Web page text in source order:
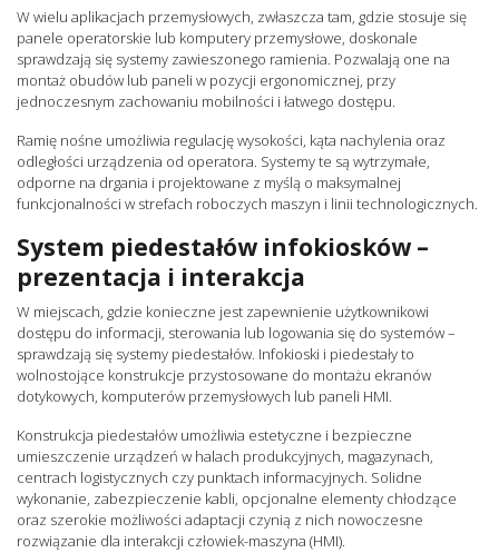
W wielu aplikacjach przemysłowych, zwłaszcza tam, gdzie stosuje się
panele operatorskie lub komputery przemysłowe, doskonale
sprawdzają się systemy zawieszonego ramienia. Pozwalają one na
montaż obudów lub paneli w pozycji ergonomicznej, przy
jednoczesnym zachowaniu mobilności i łatwego dostępu.
Ramię nośne umożliwia regulację wysokości, kąta nachylenia oraz
odległości urządzenia od operatora. Systemy te są wytrzymałe,
odporne na drgania i projektowane z myślą o maksymalnej
funkcjonalności w strefach roboczych maszyn i linii technologicznych.
System piedestałów infokiosków –
prezentacja i interakcja
W miejscach, gdzie konieczne jest zapewnienie użytkownikowi
dostępu do informacji, sterowania lub logowania się do systemów –
sprawdzają się systemy piedestałów. Infokioski i piedestały to
wolnostojące konstrukcje przystosowane do montażu ekranów
dotykowych, komputerów przemysłowych lub paneli HMI.
Konstrukcja piedestałów umożliwia estetyczne i bezpieczne
umieszczenie urządzeń w halach produkcyjnych, magazynach,
centrach logistycznych czy punktach informacyjnych. Solidne
wykonanie, zabezpieczenie kabli, opcjonalne elementy chłodzące
oraz szerokie możliwości adaptacji czynią z nich nowoczesne
rozwiązanie dla interakcji człowiek-maszyna (HMI).